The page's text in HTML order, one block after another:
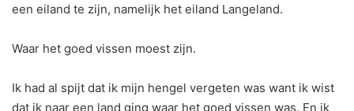
een eiland te zijn, namelijk het eiland Langeland.
Waar het goed vissen moest zijn.
Ik had al spijt dat ik mijn hengel vergeten was want ik wist
dat ik naar een land ging waar het goed vissen was. En ik